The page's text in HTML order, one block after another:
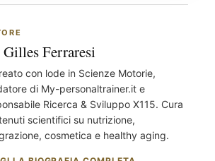
Ferraresi
con lode in Scienze Motorie,
di My-personaltrainer.it e
Ricerca & Sviluppo X115. Cura
scientifici su nutrizione,
cosmetica e healthy aging.
SCOPRI COME FUNZIONA